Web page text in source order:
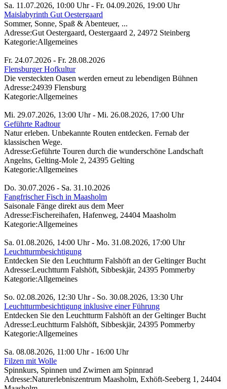
Sa. 11.07.2026, 10:00 Uhr - Fr. 04.09.2026, 19:00 Uhr
Maislabyrinth Gut Oestergaard
Sommer, Sonne, Spaß & Abenteuer, ...
Adresse:Gut Oestergaard, Oestergaard 2, 24972 Steinberg
Kategorie:Allgemeines
Fr. 24.07.2026 - Fr. 28.08.2026
Flensburger Hofkultur
Die versteckten Oasen werden erneut zu lebendigen Bühnen
Adresse:24939 Flensburg
Kategorie:Allgemeines
Mi. 29.07.2026, 13:00 Uhr - Mi. 26.08.2026, 17:00 Uhr
Geführte Radtour
Natur erleben. Unbekannte Routen entdecken. Fernab der
klassischen Wege.
Adresse:Geführte Touren durch die wunderschöne Landschaft
Angelns, Gelting-Mole 2, 24395 Gelting
Kategorie:Allgemeines
Do. 30.07.2026 - Sa. 31.10.2026
Fangfrischer Fisch in Maasholm
Saisonale Fänge direkt aus dem Meer
Adresse:Fischereihafen, Hafenweg, 24404 Maasholm
Kategorie:Allgemeines
Sa. 01.08.2026, 14:00 Uhr - Mo. 31.08.2026, 17:00 Uhr
Leuchtturmbesichtigung
Entdecken Sie den Leuchtturm Falshöft an der Geltinger Bucht
Adresse:Leuchtturm Falshöft, Sibbeskjär, 24395 Pommerby
Kategorie:Allgemeines
So. 02.08.2026, 12:30 Uhr - So. 30.08.2026, 13:30 Uhr
Leuchtturmbesichtigung inklusive einer Führung
Entdecken Sie den Leuchtturm Falshöft an der Geltinger Bucht
Adresse:Leuchtturm Falshöft, Sibbeskjär, 24395 Pommerby
Kategorie:Allgemeines
Sa. 08.08.2026, 11:00 Uhr - 16:00 Uhr
Filzen mit Wolle
Spinnkurs, Spinnen und Zwirnen am Spinnrad
Adresse:Naturerlebniszentrum Maasholm, Exhöft-Seeberg 1, 24404